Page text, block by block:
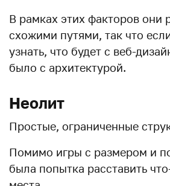
В рамках этих факторов они
схожими путями, так что
узнать, что будет с веб-
было с архитектурой.
Неолит
Простые, ограниченные
Помимо игры с размером и
была попытка расставить